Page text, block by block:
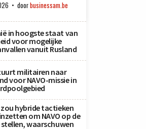
doorbusinessam.be
in hoogste staat van
voor mogelijke
vanuit Rusland
militairen naar
voor NAVO-missie in
zou hybride tactieken
om NAVO op de
waarschuwen